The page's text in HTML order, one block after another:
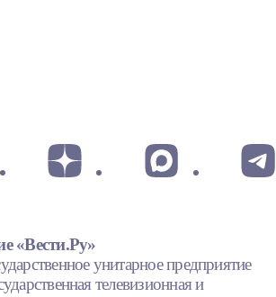
«Вести.Ру»
унитарное предприятие
телевизионная и